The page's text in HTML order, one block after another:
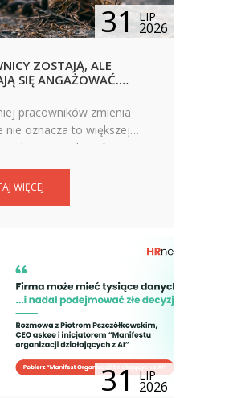
31 LIP
2026
ZOSTAJĄ, ALE
SIĘ ANGAŻOWAĆ.
pracowników zmienia
nie oznacza to większej
pracodawców.
że niska rotacja
być sygnałem alarmowym
WIĘCEJ
31 LIP
2026